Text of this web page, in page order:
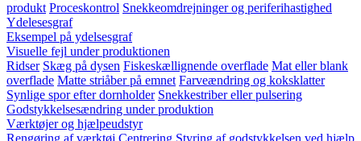
produkt Proceskontrol Snekkeomdrejninger og periferihastighed
Ydelesesgraf
Eksempel på ydelsesgraf
Visuelle fejl under produktionen
Ridser Skæg på dysen Fiskeskællignende overflade Mat eller blank
overflade Matte striåber på emnet Farveændring og koksklatter
Synlige spor efter dornholder Snekkestriber eller pulsering
Godstykkelsesændring under produktion
Værktøjer og hjælpeudstyr
Rengøring af værktøj Centrering Styring af godstykkelsen ved hjælp